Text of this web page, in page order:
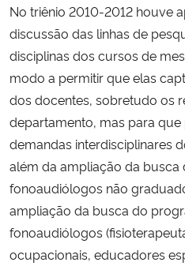
No triênio 2010-2012 houve
discussão das linhas de
disciplinas dos cursos de
modo a permitir que elas
dos docentes, sobretudo os
departamento, mas para
demandas interdisciplinares
além da ampliação da
fonoaudiólogos não
ampliação da busca do
fonoaudiólogos
ocupacionais, educadores